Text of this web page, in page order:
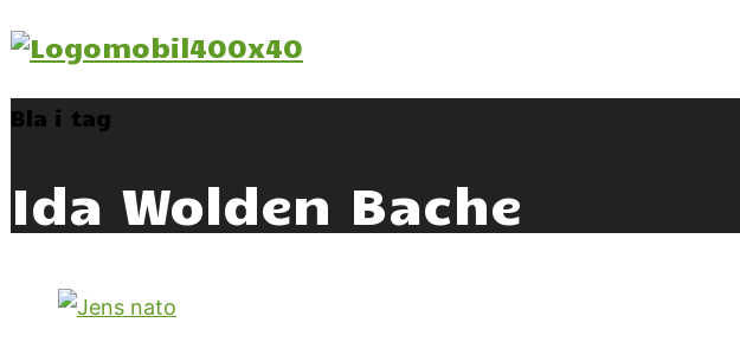
Bla i tag
Ida Wolden Bache